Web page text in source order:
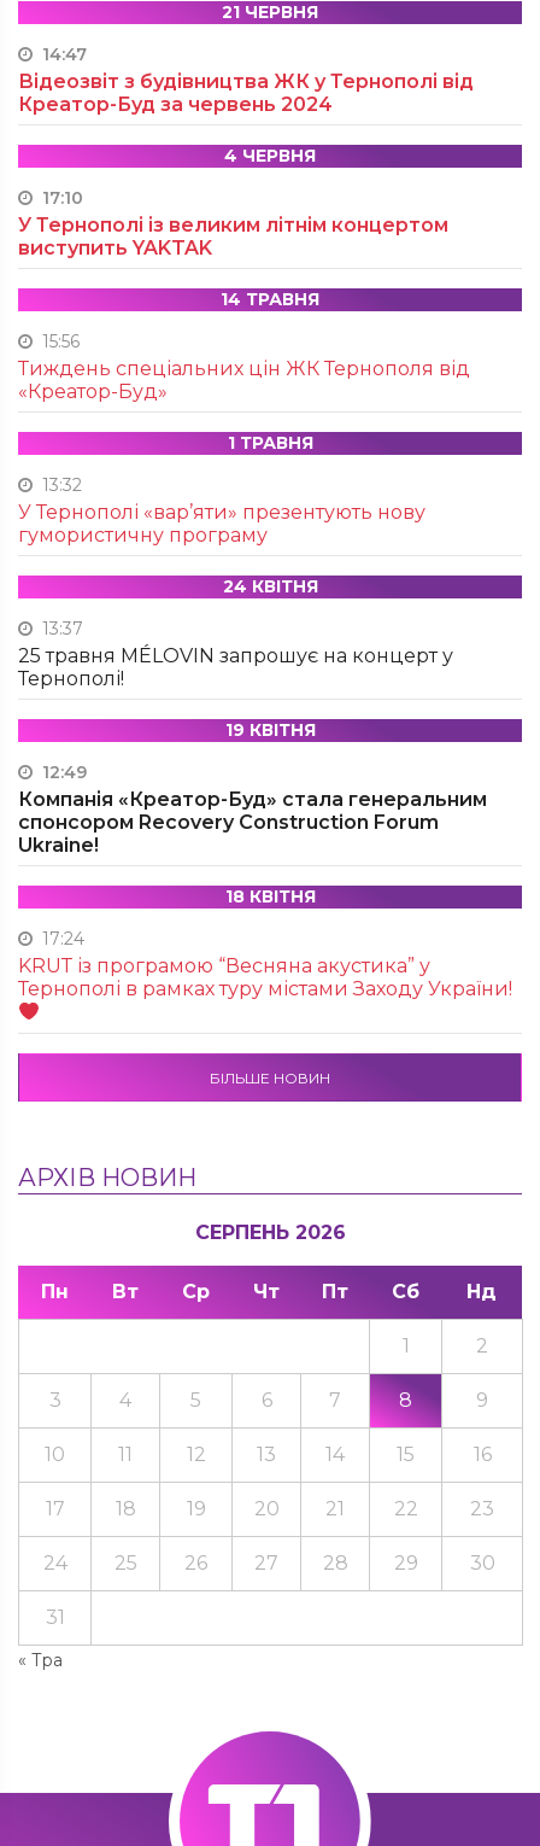
21 ЧЕРВНЯ
14:47
Відеозвіт з будівництва ЖК у Тернополі від
Креатор-Буд за червень 2024
4 ЧЕРВНЯ
17:10
У Тернополі із великим літнім концертом
виступить YAKTAK
14 ТРАВНЯ
15:56
Тиждень спеціальних цін ЖК Тернополя від
«Креатор-Буд»
1 ТРАВНЯ
13:32
У Тернополі «вар’яти» презентують нову
гумористичну програму
24 КВІТНЯ
13:37
25 травня MÉLOVIN запрошує на концерт у
Тернополі!
19 КВІТНЯ
12:49
Компанія «Креатор-Буд» стала генеральним
спонсором Recovery Construction Forum
Ukraine!
18 КВІТНЯ
17:24
KRUТ із програмою “Весняна акустика” у
Тернополі в рамках туру містами Заходу України!
БІЛЬШЕ НОВИН
АРХІВ НОВИН
СЕРПЕНЬ 2026
Пн Вт Ср Чт Пт Сб Нд
« Тра
1 2
3 4 5 6 7 8 9
10 11 12 13 14 15 16
17 18 19 20 21 22 23
24 25 26 27 28 29 30
31